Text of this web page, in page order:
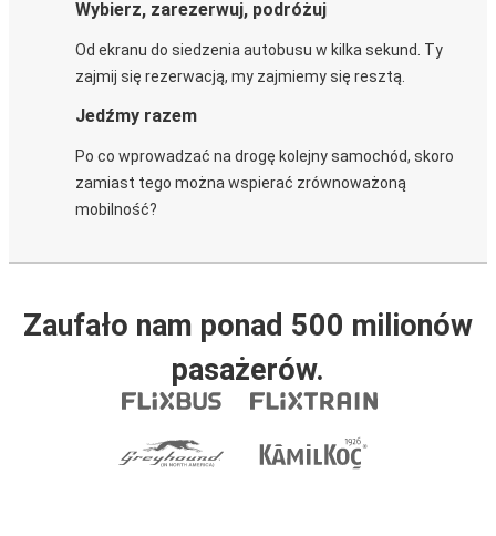
Wybierz, zarezerwuj, podróżuj
Od ekranu do siedzenia autobusu w kilka sekund. Ty
zajmij się rezerwacją, my zajmiemy się resztą.
Jedźmy razem
Po co wprowadzać na drogę kolejny samochód, skoro
zamiast tego można wspierać zrównoważoną
mobilność?
Zaufało nam ponad 500 milionów
pasażerów.